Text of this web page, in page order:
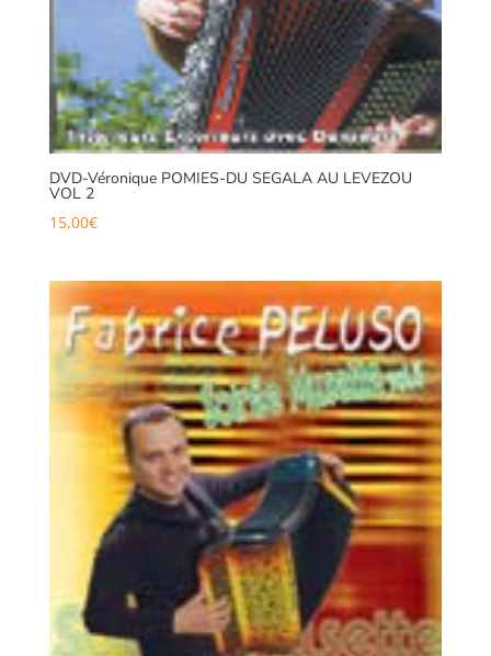
DVD-Véronique POMIES-DU SEGALA AU LEVEZOU
VOL 2
15,00€